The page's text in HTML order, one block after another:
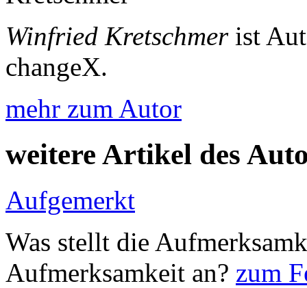
Winfried Kretschmerist
changeX.
mehr zum Autor
weitere Artikel des
Aufgemerkt
Was stellt die
Aufmerksamkeit an? zum